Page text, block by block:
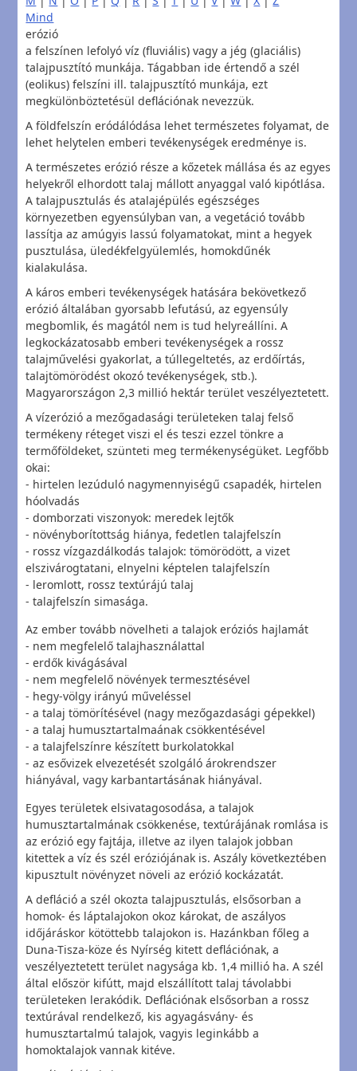
Mind
erózió
a felszínen lefolyó víz (fluviális) vagy a jég (glaciális)
talajpusztító munkája. Tágabban ide értendő a szél
(eolikus) felszíni ill. talajpusztító munkája, ezt
megkülönböztetésül deflációnak nevezzük.
A földfelszín eródálódása lehet természetes folyamat, de
lehet helytelen emberi tevékenységek eredménye is.
A természetes erózió része a kőzetek mállása és az egyes
helyekről elhordott talaj mállott anyaggal való kipótlása.
A talajpusztulás és atalajépülés egészséges
környezetben egyensúlyban van, a vegetáció tovább
lassítja az amúgyis lassú folyamatokat, mint a hegyek
pusztulása, üledékfelgyülemlés, homokdűnék
kialakulása.
A káros emberi tevékenységek hatására bekövetkező
erózió általában gyorsabb lefutású, az egyensúly
megbomlik, és magától nem is tud helyreállíni. A
legkockázatosabb emberi tevékenységek a rossz
talajművelési gyakorlat, a túllegeltetés, az erdőírtás,
talajtömörödést okozó tevékenységek, stb.).
Magyarországon 2,3 millió hektár terület veszélyeztetett.
A vízerózió a mezőgadasági területeken talaj felső
termékeny réteget viszi el és teszi ezzel tönkre a
termőföldeket, szünteti meg termékenységüket. Legfőbb
okai:
- hirtelen lezúduló nagymennyiségű csapadék, hirtelen
hóolvadás
- domborzati viszonyok: meredek lejtők
- növényborítottság hiánya, fedetlen talajfelszín
- rossz vízgazdálkodás talajok: tömörödött, a vizet
elszivárogtatani, elnyelni képtelen talajfelszín
- leromlott, rossz textúrájú talaj
- talajfelszín simasága.
Az ember tovább növelheti a talajok eróziós hajlamát
- nem megfelelő talajhasználattal
- erdők kivágásával
- nem megfelelő növények termesztésével
- hegy-völgy irányú műveléssel
- a talaj tömörítésével (nagy mezőgazdasági gépekkel)
- a talaj humusztartalmaának csökkentésével
- a talajfelszínre készített burkolatokkal
- az esővizek elvezetését szolgáló árokrendszer
hiányával, vagy karbantartásának hiányával.
Egyes területek elsivatagosodása, a talajok
humusztartalmának csökkenése, textúrájának romlása is
az erózió egy fajtája, illetve az ilyen talajok jobban
kitettek a víz és szél eróziójának is. Aszály következtében
kipusztult növényzet növeli az erózió kockázatát.
A defláció a szél okozta talajpusztulás, elsősorban a
homok- és láptalajokon okoz károkat, de aszályos
időjáráskor kötöttebb talajokon is. Hazánkban főleg a
Duna-Tisza-köze és Nyírség kitett deflációnak, a
veszélyeztetett terület nagysága kb. 1,4 millió ha. A szél
által először kifútt, majd elszállított talaj távolabbi
területeken lerakódik. Deflációnak elsősorban a rossz
textúrával rendelkező, kis agyagásvány- és
humusztartalmú talajok, vagyis leginkább a
homoktalajok vannak kitéve.